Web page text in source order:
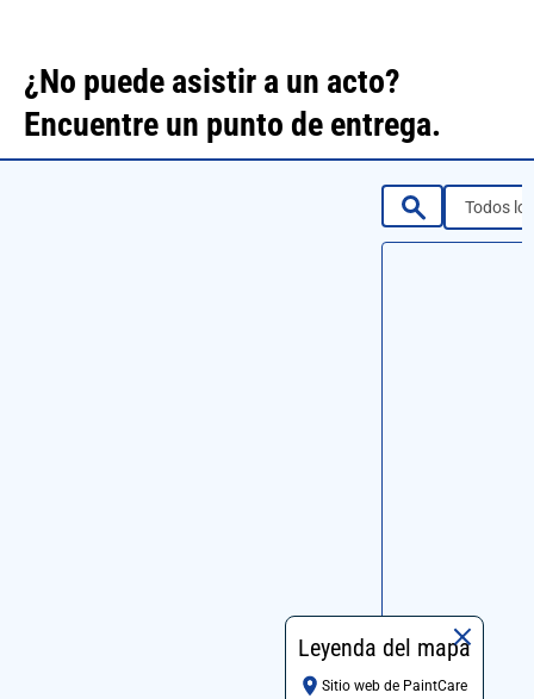
¿No puede asistir a un acto?
Encuentre un punto de entrega.
Leyenda del mapa
Sitio web de PaintCare